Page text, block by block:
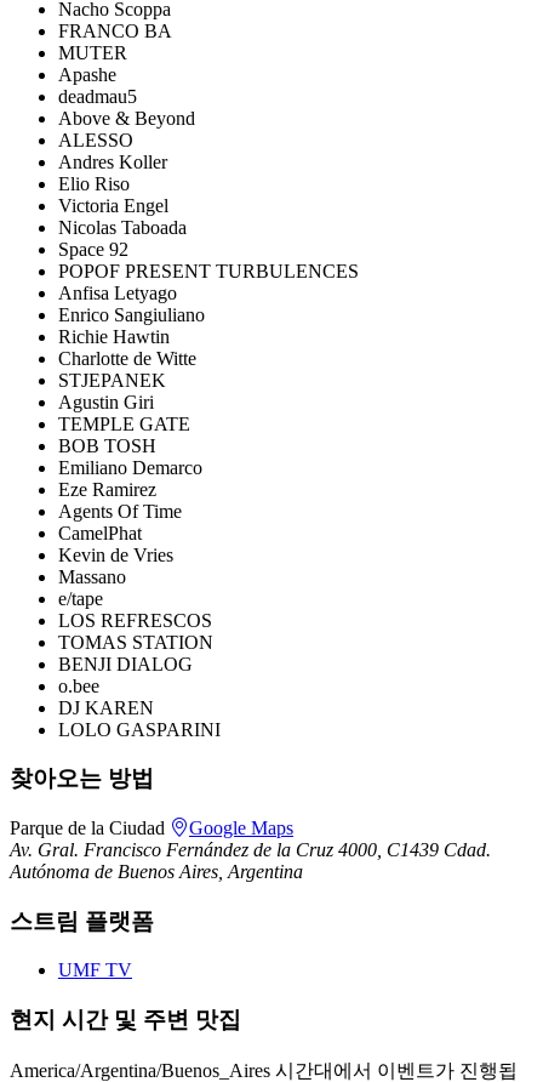
Nacho Scoppa
FRANCO BA
MUTER
Apashe
deadmau5
Above & Beyond
ALESSO
Andres Koller
Elio Riso
Victoria Engel
Nicolas Taboada
Space 92
POPOF PRESENT TURBULENCES
Anfisa Letyago
Enrico Sangiuliano
Richie Hawtin
Charlotte de Witte
STJEPANEK
Agustin Giri
TEMPLE GATE
BOB TOSH
Emiliano Demarco
Eze Ramirez
Agents Of Time
CamelPhat
Kevin de Vries
Massano
e/tape
LOS REFRESCOS
TOMAS STATION
BENJI DIALOG
o.bee
DJ KAREN
LOLO GASPARINI
찾아오는 방법
Parque de la Ciudad
Google Maps
Av. Gral. Francisco Fernández de la Cruz 4000, C1439 Cdad.
Autónoma de Buenos Aires, Argentina
스트림 플랫폼
UMF TV
현지 시간 및 주변 맛집
America/Argentina/Buenos_Aires 시간대에서 이벤트가 진행됩